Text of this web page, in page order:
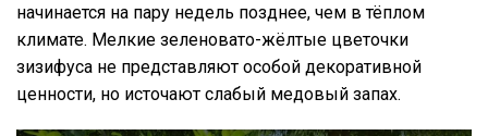
начинается на пару недель позднее, чем в тёплом
климате. Мелкие зеленовато-жёлтые цветочки
зизифуса не представляют особой декоративной
ценности, но источают слабый медовый запах.